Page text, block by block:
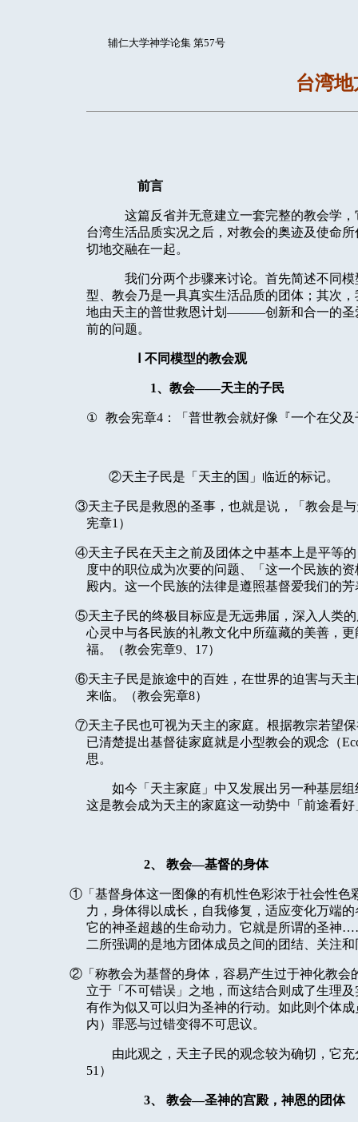
辅仁大学神学论集 第57号
台湾
前言
这篇反省并无意建立一套完整的教会学
台湾生活品质实况之后，对教会的奥迹及使命
切地交融在一起。
我们分两个步骤来讨论。首先简述不同
型、教会乃是一具真实生活品质的团体；其次
地由天主的普世救恩计划———创新和合一的
前的问题。
不同模型的教会观
1、教会——天主的子民
① 教会宪章4 ：「普世教会就好像『一个在父
②天主子民是「天主的国」临近的标记。
③天主子民是救恩的圣事，也就是说，「教会是
宪章1 ）
④天主子民在天主之前及团体之中基本上是平等
度中的职位成为次要的问题、「这一个民族的
殿内。这一个民族的法律是遵照基督爱我们的
⑤天主子民的终极目标应是无远弗届，深入人类
心灵中与各民族的礼教文化中所蕴藏的美善，
福。（教会宪章9 17）
⑥天主子民是旅途中的百姓，在世界的迫害与天
来临。（教会宪章8）
⑦天主子民也可视为天主的家庭。根据教宗若望
已清楚提出基督徒家庭就是小型教会的观念（
思。
如今「天主家庭」中又发展出另一种基层
这是教会成为天主的家庭这一动势中「前途看
2、 教会—基督的身体
①「基督身体这一图像的有机性色彩浓于社会性色
力，身体得以成长，自我修复，适应变化万端
它的神圣超越的生命动力。它就是所谓的圣神
二所强调的是地方团体成员之间的团结、关注
②「称教会为基督的身体，容易产生过于神化教会
立于「不可错误」之地，而这结合则成了生理
有作为似又可以归为圣神的行动。如此则个体
内）罪恶与过错变得不可思议。
由此观之，天主子民的观念较为确切，它
51 ）
3、 教会—圣神的宫殿，神恩的团体